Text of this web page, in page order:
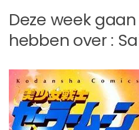
Deze week
hebben over :